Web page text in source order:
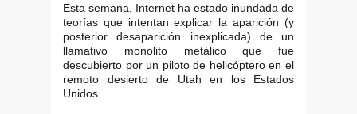
Esta semana, Internet ha estado inundada de
teorías que intentan explicar la aparición (y
posterior desaparición inexplicada) de un
llamativo monolito metálico que fue
descubierto por un piloto de helicóptero en el
remoto desierto de Utah en los Estados
Unidos.